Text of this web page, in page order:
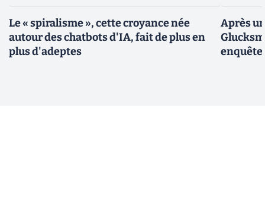
Le « spiralisme », cette croyance née
autour des chatbots d'IA, fait de plus en
plus d'adeptes
Après
enquête